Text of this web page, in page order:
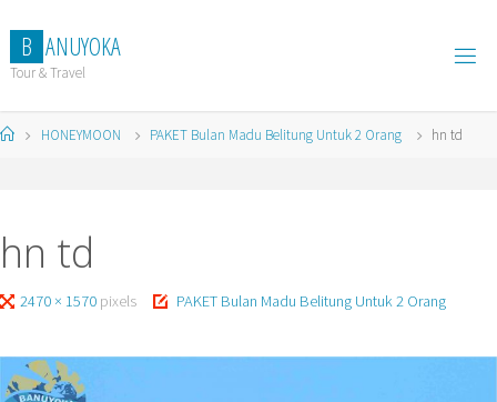
content
B ANUYOKA
Tour & Travel
HomeHONEYMOON PAKET Bulan Madu Belitung Untuk 2 Orang hn td
hn td
Full2470 × 1570 pixels PAKET Bulan Madu Belitung Untuk 2 Orang